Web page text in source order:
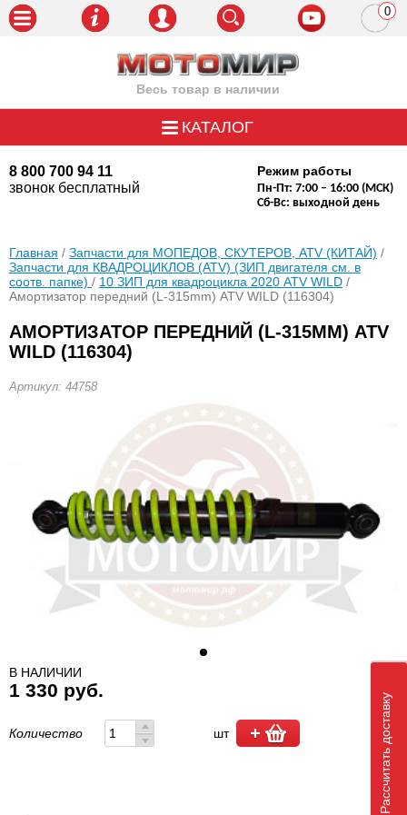
Весь товар в наличии
8 800 700 94 11
звонок бесплатный
Режим работы
Пн-Пт: 7:00 – 16:00 (МСК)
Сб-Вс: выходной день
0
КАТАЛОГ
Главная / Запчасти для МОПЕДОВ, СКУТЕРОВ, ATV (КИТАЙ) /
Запчасти для КВАДРОЦИКЛОВ (ATV) (ЗИП двигателя см. в
соотв. папке) / 10 ЗИП для квадроцикла 2020 ATV WILD /
Амортизатор передний (L-315mm) ATV WILD (116304)
АМОРТИЗАТОР ПЕРЕДНИЙ (L-315MM) ATV
WILD (116304)
Артикул: 44758
В НАЛИЧИИ
1 330 руб.
Количество шт Рассчитать доставку